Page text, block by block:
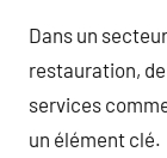
Dans un
restauration,
services
un élément clé.